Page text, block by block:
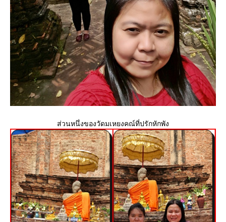
ส่วนหนึ่งของวัดมเหยงคณ์ที่ปรักหักพัง